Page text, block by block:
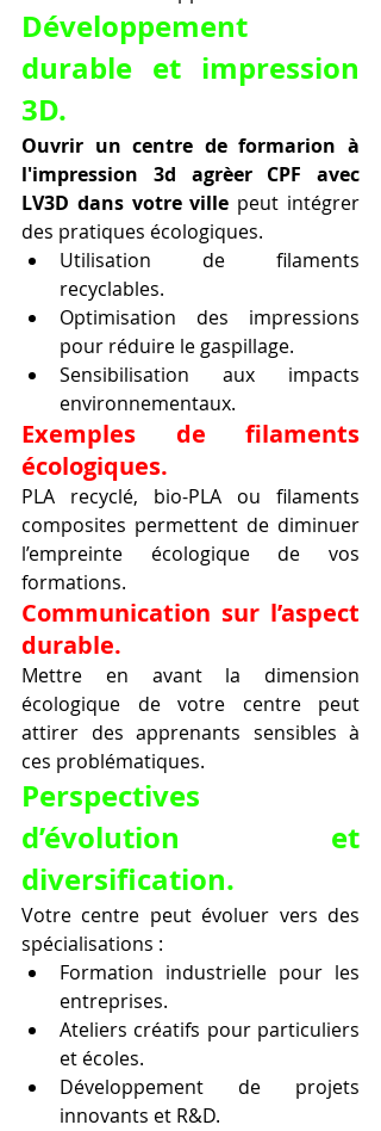
Développement
durable et impression
3D.
Ouvrir un centre de formarion à
l'impression 3d agrèer CPF avec
LV3D dans votre ville peut intégrer
des pratiques écologiques.
Utilisation de filaments
recyclables.
Optimisation des impressions
pour réduire le gaspillage.
Sensibilisation aux impacts
environnementaux.
Exemples de filaments
écologiques.
PLA recyclé, bio-PLA ou filaments
composites permettent de diminuer
l’empreinte écologique de vos
formations.
Communication sur l’aspect
durable.
Mettre en avant la dimension
écologique de votre centre peut
attirer des apprenants sensibles à
ces problématiques.
Perspectives
d’évolution et
diversification.
Votre centre peut évoluer vers des
spécialisations :
Formation industrielle pour les
entreprises.
Ateliers créatifs pour particuliers
et écoles.
Développement de projets
innovants et R&D.